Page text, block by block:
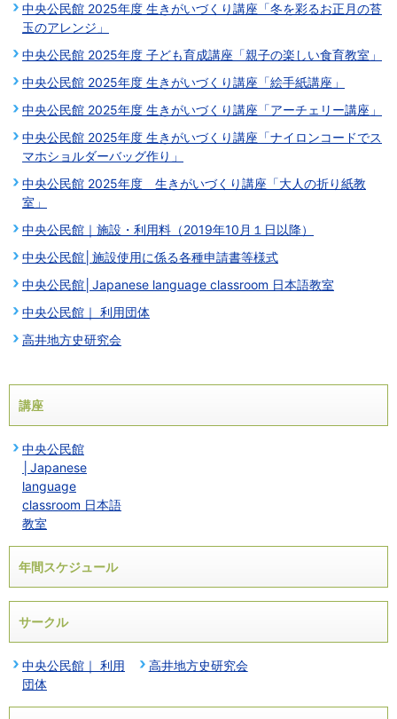
中央公民館 2025年度 生きがいづくり講座「冬を彩るお正月の苔
玉のアレンジ」
中央公民館 2025年度 子ども育成講座「親子の楽しい食育教室」
中央公民館 2025年度 生きがいづくり講座「絵手紙講座」
中央公民館 2025年度 生きがいづくり講座「アーチェリー講座」
中央公民館 2025年度 生きがいづくり講座「ナイロンコードでス
マホショルダーバッグ作り」
中央公民館 2025年度 生きがいづくり講座「大人の折り紙教
室」
中央公民館｜施設・利用料（2019年10月１日以降）
中央公民館│施設使用に係る各種申請書等様式
中央公民館│Japanese language classroom 日本語教室
中央公民館｜ 利用団体
高井地方史研究会
講座
中央公民館
│Japanese
language
classroom 日本語
教室
年間スケジュール
サークル
中央公民館｜ 利用
団体
高井地方史研究会